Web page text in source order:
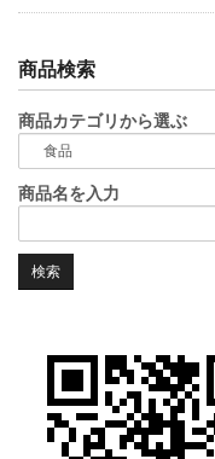
商品検索
商品カテゴリから選ぶ
商品名を入力